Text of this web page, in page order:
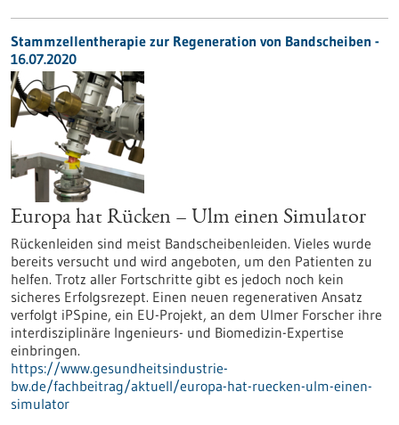
Stammzellentherapie zur Regeneration von Bandscheiben -
16.07.2020
Europa hat Rücken – Ulm einen Simulator
Rückenleiden sind meist Bandscheibenleiden. Vieles wurde
bereits versucht und wird angeboten, um den Patienten zu
helfen. Trotz aller Fortschritte gibt es jedoch noch kein
sicheres Erfolgsrezept. Einen neuen regenerativen Ansatz
verfolgt iPSpine, ein EU-Projekt, an dem Ulmer Forscher ihre
interdisziplinäre Ingenieurs- und Biomedizin-Expertise
einbringen.
https://www.gesundheitsindustrie-
bw.de/fachbeitrag/aktuell/europa-hat-ruecken-ulm-einen-
simulator